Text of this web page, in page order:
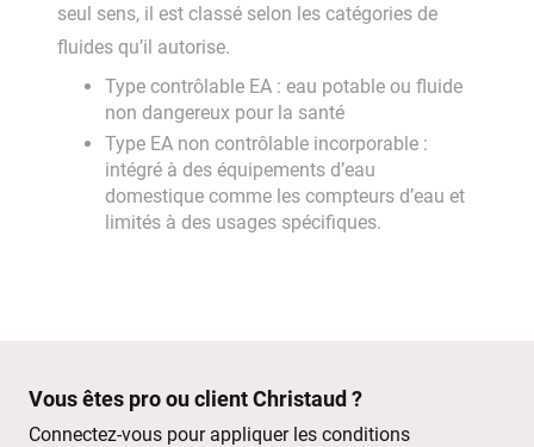
seul sens, il est classé selon les catégories de
fluides qu’il autorise.
Type contrôlable EA : eau potable ou fluide
non dangereux pour la santé
Type EA non contrôlable incorporable :
intégré à des équipements d’eau
domestique comme les compteurs d’eau et
limités à des usages spécifiques.
Vous êtes pro ou client Christaud ?
Connectez-vous pour appliquer les conditions